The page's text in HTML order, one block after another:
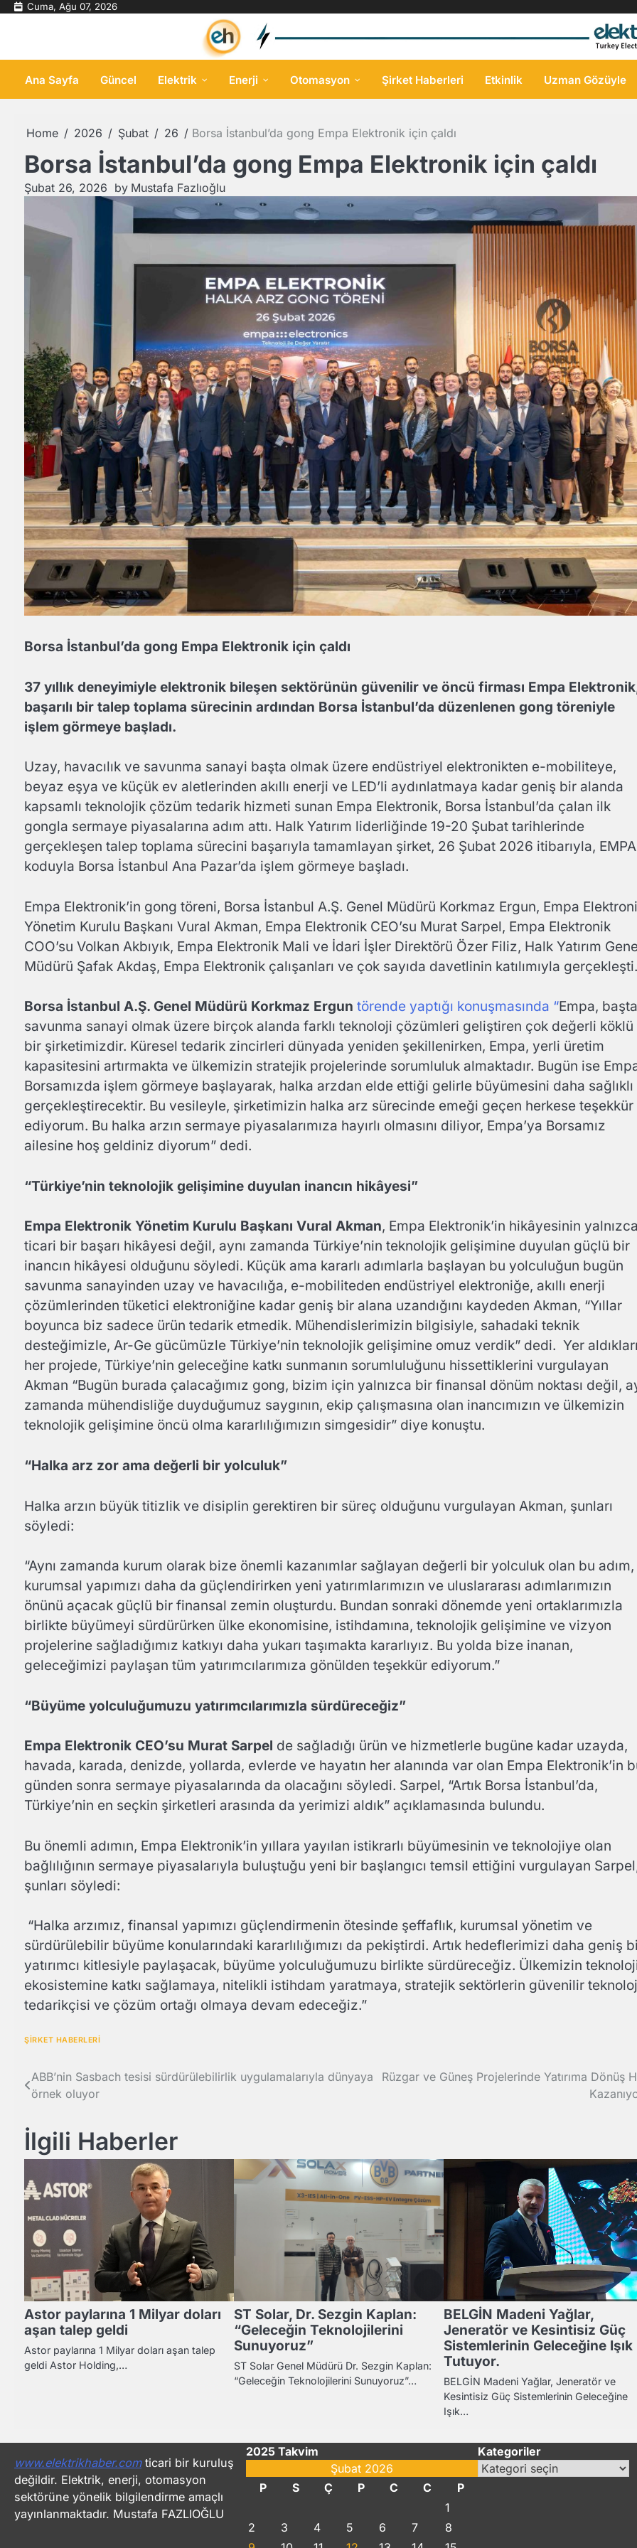
Skip Cuma, Ağu 07, 2026
Ana Sayfa Güncel Elektrik Enerji Otomasyon Şirket Haberleri Etkinlik Uzman Gözüyle
Home 2026 Şubat 26 Borsa İstanbul’da gong Empa Elektronik için çaldı
Borsa İstanbul’da gong Empa Elektronik için çaldı
Şubat 26, 2026 by Mustafa Fazlıoğlu
Borsa İstanbul’da gong Empa Elektronik için çaldı
37 yıllık deneyimiyle elektronik bileşen sektörünün güvenilir ve öncü firması Empa
başarılı bir talep toplama sürecinin ardından Borsa İstanbul’da düzenlenen gong töreniyle
işlem görmeye başladı.
Uzay, havacılık ve savunma sanayi başta olmak üzere endüstriyel elektronikten e-mobiliteye,
beyaz eşya ve küçük ev aletlerinden akıllı enerji ve LED’li aydınlatmaya kadar geniş bir alanda
kapsamlı teknolojik çözüm tedarik hizmeti sunan Empa Elektronik, Borsa İstanbul’da çalan ilk
gongla sermaye piyasalarına adım attı. Halk Yatırım liderliğinde 19-20 Şubat tarihlerinde
gerçekleşen talep toplama sürecini başarıyla tamamlayan şirket, 26 Şubat 2026 itibarıyla,
koduyla Borsa İstanbul Ana Pazar’da işlem görmeye başladı.
Empa Elektronik’in gong töreni, Borsa İstanbul A.Ş. Genel Müdürü Korkmaz Ergun, Empa
Yönetim Kurulu Başkanı Vural Akman, Empa Elektronik CEO’su Murat Sarpel, Empa Elektronik
COO’su Volkan Akbıyık, Empa Elektronik Mali ve İdari İşler Direktörü Özer Filiz, Halk Yatırım
Müdürü Şafak Akdaş, Empa Elektronik çalışanları ve çok sayıda davetlinin katılımıyla gerçekleşti.
Borsa İstanbul A.Ş. Genel Müdürü Korkmaz Ergun törende yaptığı konuşmasında “Empa, başta
savunma sanayi olmak üzere birçok alanda farklı teknoloji çözümleri geliştiren çok değerli köklü
bir şirketimizdir. Küresel tedarik zincirleri dünyada yeniden şekillenirken, Empa, yerli üretim
kapasitesini artırmakta ve ülkemizin stratejik projelerinde sorumluluk almaktadır. Bugün ise
Borsamızda işlem görmeye başlayarak, halka arzdan elde ettiği gelirle büyümesini daha sağlıklı
gerçekleştirecektir. Bu vesileyle, şirketimizin halka arz sürecinde emeği geçen herkese teşekkür
ediyorum. Bu halka arzın sermaye piyasalarımıza hayırlı olmasını diliyor, Empa’ya Borsamız
ailesine hoş geldiniz diyorum” dedi.
“Türkiye’nin teknolojik gelişimine duyulan inancın hikâyesi”
Empa Elektronik Yönetim Kurulu Başkanı Vural Akman, Empa Elektronik’in hikâyesinin
ticari bir başarı hikâyesi değil, aynı zamanda Türkiye’nin teknolojik gelişimine duyulan güçlü bir
inancın hikâyesi olduğunu söyledi. Küçük ama kararlı adımlarla başlayan bu yolculuğun bugün
savunma sanayinden uzay ve havacılığa, e-mobiliteden endüstriyel elektroniğe, akıllı enerji
çözümlerinden tüketici elektroniğine kadar geniş bir alana uzandığını kaydeden Akman, “Yıllar
boyunca biz sadece ürün tedarik etmedik. Mühendislerimizin bilgisiyle, sahadaki teknik
desteğimizle, Ar-Ge gücümüzle Türkiye’nin teknolojik gelişimine omuz verdik” dedi. Yer
her projede, Türkiye’nin geleceğine katkı sunmanın sorumluluğunu hissettiklerini vurgulayan
Akman “Bugün burada çalacağımız gong, bizim için yalnızca bir finansal dönüm noktası değil,
zamanda mühendisliğe duyduğumuz saygının, ekip çalışmasına olan inancımızın ve ülkemizin
teknolojik gelişimine öncü olma kararlılığımızın simgesidir” diye konuştu.
“Halka arz zor ama değerli bir yolculuk”
Halka arzın büyük titizlik ve disiplin gerektiren bir süreç olduğunu vurgulayan Akman, şunları
söyledi:
“Aynı zamanda kurum olarak bize önemli kazanımlar sağlayan değerli bir yolculuk olan bu adım,
kurumsal yapımızı daha da güçlendirirken yeni yatırımlarımızın ve uluslararası adımlarımızın
önünü açacak güçlü bir finansal zemin oluşturdu. Bundan sonraki dönemde yeni ortaklarımızla
birlikte büyümeyi sürdürürken ülke ekonomisine, istihdamına, teknolojik gelişimine ve vizyon
projelerine sağladığımız katkıyı daha yukarı taşımakta kararlıyız. Bu yolda bize inanan,
geleceğimizi paylaşan tüm yatırımcılarımıza gönülden teşekkür ediyorum.”
“Büyüme yolculuğumuzu yatırımcılarımızla sürdüreceğiz”
Empa Elektronik CEO’su Murat Sarpel de sağladığı ürün ve hizmetlerle bugüne kadar uzayda,
havada, karada, denizde, yollarda, evlerde ve hayatın her alanında var olan Empa Elektronik’in
günden sonra sermaye piyasalarında da olacağını söyledi. Sarpel, “Artık Borsa İstanbul’da,
Türkiye’nin en seçkin şirketleri arasında da yerimizi aldık” açıklamasında bulundu.
Bu önemli adımın, Empa Elektronik’in yıllara yayılan istikrarlı büyümesinin ve teknolojiye olan
bağlılığının sermaye piyasalarıyla buluştuğu yeni bir başlangıcı temsil ettiğini vurgulayan
şunları söyledi:
“Halka arzımız, finansal yapımızı güçlendirmenin ötesinde şeffaflık, kurumsal yönetim ve
sürdürülebilir büyüme konularındaki kararlılığımızı da pekiştirdi. Artık hedeflerimizi daha geniş
yatırımcı kitlesiyle paylaşacak, büyüme yolculuğumuzu birlikte sürdüreceğiz. Ülkemizin
ekosistemine katkı sağlamaya, nitelikli istihdam yaratmaya, stratejik sektörlerin güvenilir
tedarikçisi ve çözüm ortağı olmaya devam edeceğiz.”
ŞİRKET HABERLERİ
Yazı
gezinmesi
ABB’nin Sasbach tesisi sürdürülebilirlik uygulamalarıyla dünyaya
örnek oluyor
Rüzgar ve Güneş Projelerinde Yatırıma Dönüş
İlgili Haberler
Astor paylarına 1 Milyar doları
aşan talep geldi
Astor paylarına 1 Milyar doları aşan talep
geldi Astor Holding,…
ST Solar, Dr. Sezgin Kaplan:
“Geleceğin Teknolojilerini
Sunuyoruz”
ST Solar Genel Müdürü Dr. Sezgin Kaplan:
“Geleceğin Teknolojilerini Sunuyoruz”…
BELGİN Madeni Yağlar,
Jeneratör ve Kesintisiz Güç
Sistemlerinin Geleceğine Işık
Tutuyor.
BELGİN Madeni Yağlar, Jeneratör ve
Kesintisiz Güç Sistemlerinin Geleceğine
Işık…
www.elektrikhaber.comticari bir kuruluş
değildir. Elektrik, enerji, otomasyon
sektörüne yönelik bilgilendirme amaçlı
yayınlanmaktadır. Mustafa FAZLIOĞLU
2025 Takvim
Şubat 2026
P
S Ç P C C
P
1
2
3 4 5 6 7
8
Kategoriler
Kategoriler